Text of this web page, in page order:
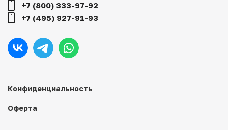
Конфиденциальность
Оферта
+7 (800) 333-97-92
+7 (495) 927-91-93